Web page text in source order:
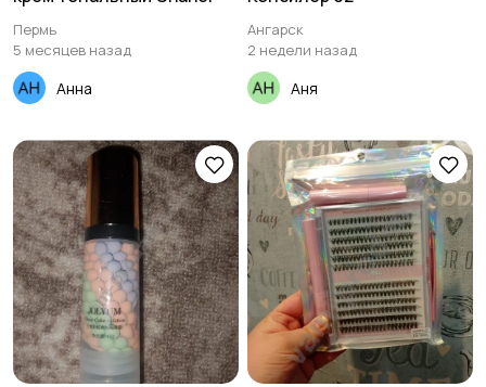
Пермь
5 месяцев назад
Анна
Ангарск
2 недели назад
Аня